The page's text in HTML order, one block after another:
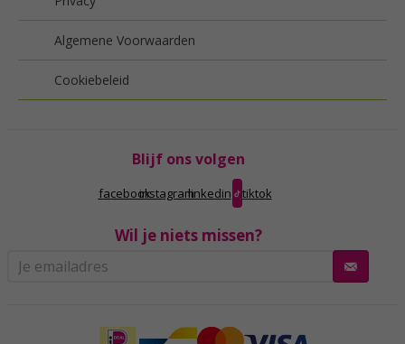
Algemene Voorwaarden
Cookiebeleid
Blijf ons volgen
facebookinstagramlinkedin tiktok
Wil je niets missen?